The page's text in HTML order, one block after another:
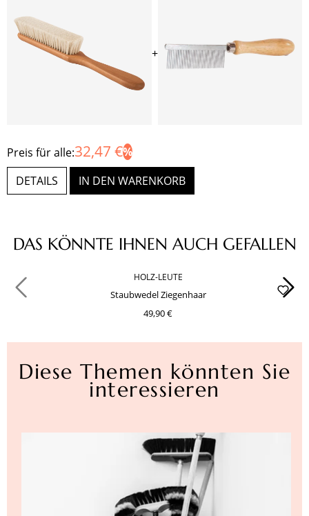
+
Preis für alle:32,47 €
DETAILS IN DEN WARENKORB
Produktgalerie überspringen
DAS KÖNNTE IHNEN AUCH GEFALLEN
HOLZ-LEUTE
Staubwedel Ziegenhaar
49,90 €
Diese Themen könnten Sie
interessieren